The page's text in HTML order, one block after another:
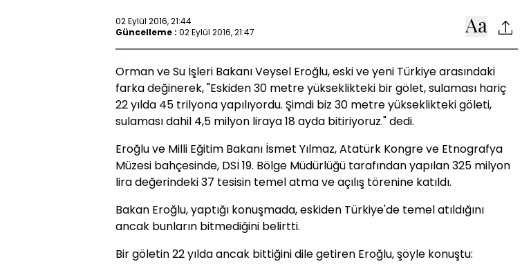
02 Eylül 2016, 21:44
Güncelleme : 02 Eylül 2016, 21:47
Orman ve Su İşleri Bakanı Veysel Eroğlu, eski ve yeni Türkiye arasındaki
farka değinerek, "Eskiden 30 metre yükseklikteki bir gölet, sulaması hariç
22 yılda 45 trilyona yapılıyordu. Şimdi biz 30 metre yükseklikteki göleti,
sulaması dahil 4,5 milyon liraya 18 ayda bitiriyoruz." dedi.
Eroğlu ve Milli Eğitim Bakanı İsmet Yılmaz, Atatürk Kongre ve Etnografya
Müzesi bahçesinde, DSİ 19. Bölge Müdürlüğü tarafından yapılan 325 milyon
lira değerindeki 37 tesisin temel atma ve açılış törenine katıldı.
Bakan Eroğlu, yaptığı konuşmada, eskiden Türkiye'de temel atıldığını
ancak bunların bitmediğini belirtti.
Bir göletin 22 yılda ancak bittiğini dile getiren Eroğlu, şöyle konuştu: